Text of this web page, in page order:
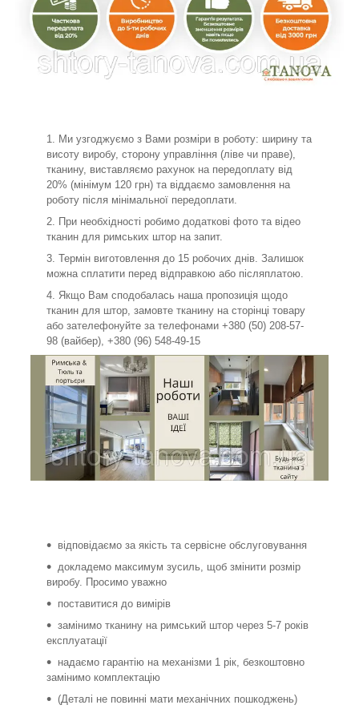
Ми узгоджуємо з Вами розміри в роботу: ширину та
висоту виробу, сторону управління (ліве чи праве),
тканину, виставляємо рахунок на передоплату від
20% (мінімум 120 грн) та віддаємо замовлення на
роботу після мінімальної передоплати.
При необхідності робимо додаткові фото та відео
тканин для римських штор на запит.
Термін виготовлення до 15 робочих днів. Залишок
можна сплатити перед відправкою або післяплатою.
Якщо Вам сподобалась наша пропозиція щодо
тканин для штор, замовте тканину на сторінці товару
або зателефонуйте за телефонами +380 (50) 208-57-
98 (вайбер), +380 (96) 548-49-15
відповідаємо за якість та сервісне обслуговування
докладемо максимум зусиль, щоб змінити розмір
виробу. Просимо уважно
поставитися до вимірів
замінимо тканину на римський штор через 5-7 років
експлуатації
надаємо гарантію на механізми 1 рік, безкоштовно
замінимо комплектацію
(Деталі не повинні мати механічних пошкоджень)